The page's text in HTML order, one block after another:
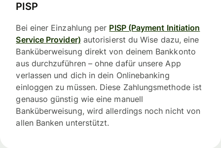
PISP
Bei einer Einzahlung per PISP (Payment Initiation
Service Provider) autorisierst du Wise dazu, eine
Banküberweisung direkt von deinem Bankkonto
aus durchzuführen – ohne dafür unsere App
verlassen und dich in dein Onlinebanking
einloggen zu müssen. Diese Zahlungsmethode ist
genauso günstig wie eine manuell
Banküberweisung, wird allerdings noch nicht von
allen Banken unterstützt.